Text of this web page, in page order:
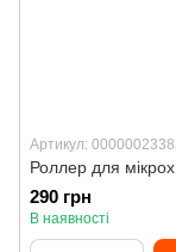
Артикул:
Роллер для
290 грн
В наявності